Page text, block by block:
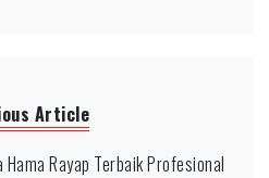
Article
Rayap Terbaik Profesional